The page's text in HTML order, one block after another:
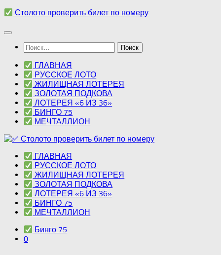
Перейти
содержимому
Столото проверить билет по номеру
Найти:
ГЛАВНАЯ
РУССКОЕ ЛОТО
ЖИЛИЩНАЯ ЛОТЕРЕЯ
ЗОЛОТАЯ ПОДКОВА
ЛОТЕРЕЯ «6 ИЗ 36»
БИНГО 75
МЕЧТАЛЛИОН
ГЛАВНАЯ
РУССКОЕ ЛОТО
ЖИЛИЩНАЯ ЛОТЕРЕЯ
ЗОЛОТАЯ ПОДКОВА
ЛОТЕРЕЯ «6 ИЗ 36»
БИНГО 75
МЕЧТАЛЛИОН
Бинго 75
0